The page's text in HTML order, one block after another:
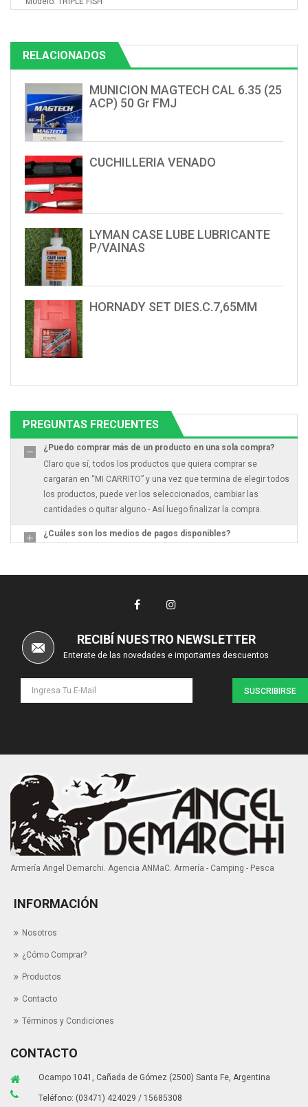
RELACIONADOS
MUNICION MAGTECH CAL 6.35 (25
ACP) 50 Gr FMJ
CUCHILLERIA VENADO
LYMAN CASE LUBE LUBRICANTE
P/VAINAS
HORNADY SET DIES.C.7,65MM
PREGUNTAS FRECUENTES
¿Puedo comprar más de un producto en una sola compra?
Claro que sí, todos los productos que quiera comprar se
cargaran en “MI CARRITO” y una vez que termina de elegir todos
los productos, puede ver los seleccionados, cambiar las
cantidades o quitar alguno.- Así luego finalizar la compra.
¿Cuáles son los medios de pagos disponibles?
RECIBÍ NUESTRO NEWSLETTER
Enterate de las novedades e importantes descuentos
SUSCRIBIRSE
Armería Angel Demarchi. Agencia ANMaC. Armería - Camping - Pesca
INFORMACIÓN
Nosotros
¿Cómo Comprar?
Productos
Contacto
Términos y Condiciones
CONTACTO
Ocampo 1041, Cañada de Gómez (2500) Santa Fe, Argentina
Teléfono: (03471) 424029 / 15685308